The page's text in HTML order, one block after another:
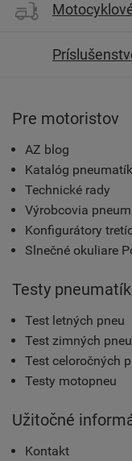
Pre motoristov
AZ blog
Katalóg pneumatík
Technické rady
Výrobcovia
Konfigurátory
Slnečné okuliare
Testy pneumatík
Test letných pneu
Test zimných pneu
Test celoročných
Testy motopneu
Užitočné
Kontakt